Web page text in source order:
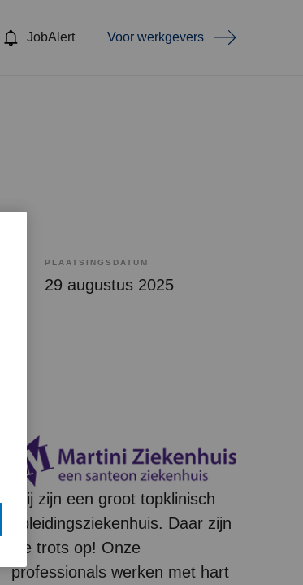
JobAlert Voor werkgevers
PLAATSINGSDATUM
29 augustus 2025
Wij zijn een groot topklinisch
opleidingsziekenhuis. Daar zijn
we trots op! Onze
professionals werken met hart